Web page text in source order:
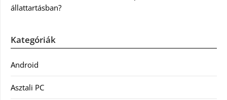
állattartásban?
Kategóriák
Android
Asztali PC